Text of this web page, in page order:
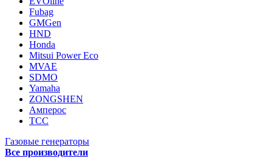
Fubag
GMGen
HND
Honda
Mitsui Power Eco
MVAE
SDMO
Yamaha
ZONGSHEN
Амперос
ТСС
Газовые генераторы
Все производители